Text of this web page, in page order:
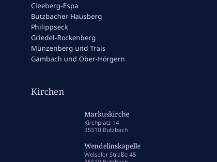
Cleeberg-Espa
Butzbacher Hausberg
Philippseck
Griedel-Rockenberg
Münzenberg und Trais
Gambach und Ober-Hörgern
Kirchen
Markuskirche
Kirchplatz 14
35510 Butzbach
Wendelinskapelle
Weiseler Straße 45